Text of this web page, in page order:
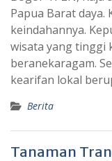
Papua Barat
keindahannya.
wisata yang tinggi
beranekaragam.
kearifan lokal
Berita
Tanaman